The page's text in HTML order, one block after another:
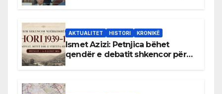
AKTUALITET HISTORI KRONIKË
Ismet Azizi: Petnjica bëhet
qendër e debatit shkencor për